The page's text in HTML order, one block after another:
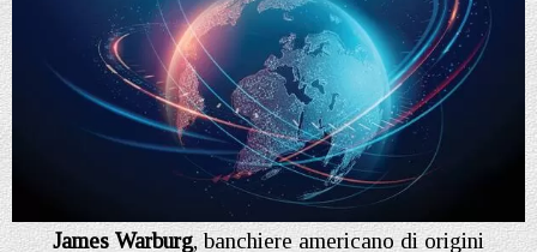
James Warburg, banchiere americano di origini